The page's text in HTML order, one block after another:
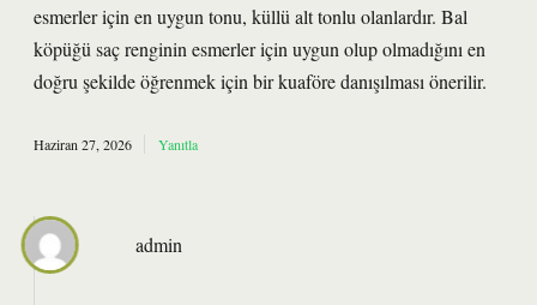
esmerler için en uygun tonu, küllü alt tonlu olanlardır. Bal
köpüğü saç renginin esmerler için uygun olup olmadığını en
doğru şekilde öğrenmek için bir kuaföre danışılması önerilir.
Haziran 27, 2026 Yanıtla
admin